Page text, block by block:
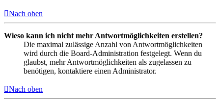
Nach oben
Wieso kann ich nicht mehr Antwortmöglichkeiten erstellen?
Die maximal zulässige Anzahl von Antwortmöglichkeiten
wird durch die Board-Administration festgelegt. Wenn du
glaubst, mehr Antwortmöglichkeiten als zugelassen zu
benötigen, kontaktiere einen Administrator.
Nach oben